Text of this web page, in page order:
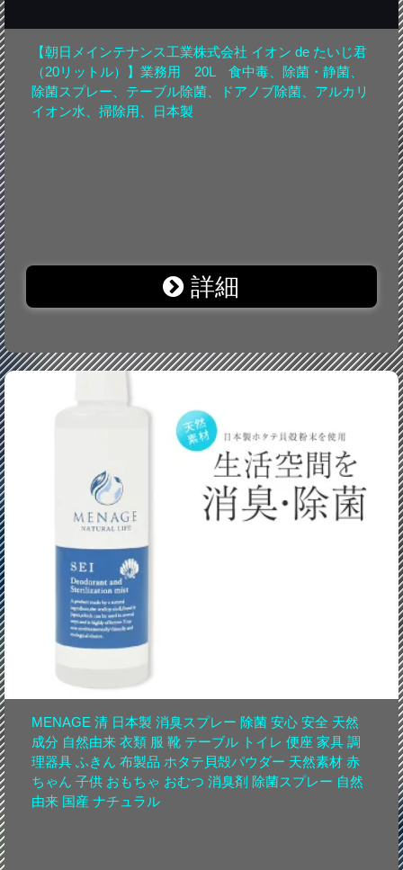
【朝日メインテナンス工業株式会社 イオン de たいじ君
（20リットル）】業務用 20L 食中毒、除菌・静菌、
除菌スプレー、テーブル除菌、ドアノブ除菌、アルカリ
イオン水、掃除用、日本製
詳細
MENAGE 清 日本製 消臭スプレー 除菌 安心 安全 天然
成分 自然由来 衣類 服 靴 テーブル トイレ 便座 家具 調
理器具 ふきん 布製品 ホタテ貝殻パウダー 天然素材 赤
ちゃん 子供 おもちゃ おむつ 消臭剤 除菌スプレー 自然
由来 国産 ナチュラル